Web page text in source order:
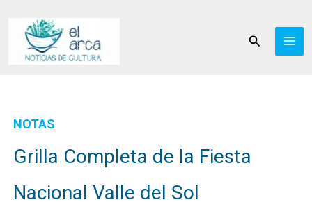
contenido
Buscar
NOTAS
Grilla Completa de la Fiesta
Nacional Valle del Sol